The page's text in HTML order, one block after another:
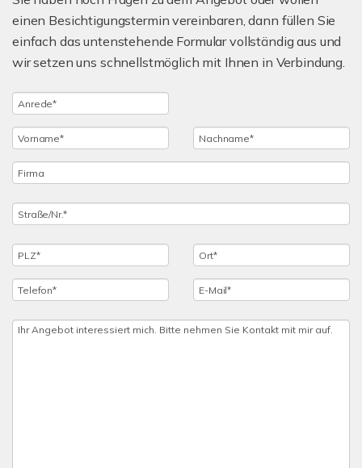
einen Besichtigungstermin vereinbaren, dann füllen Sie
einfach das untenstehende Formular vollständig aus und
wir setzen uns schnellstmöglich mit Ihnen in Verbindung.